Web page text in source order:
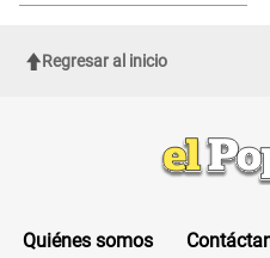
Regresar al inicio
Quiénes somos